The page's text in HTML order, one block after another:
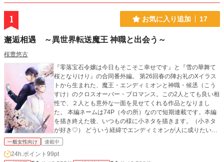
1 お気に入り追加 17
邂逅相遇 ～異世界転送魔王 神職と出会う～
桜豊悠古
『零落宝石令嬢は今日もそこそこ幸せです』と『雪の華舞て
桜となりけり』の合同番外編。 第26回春の陣お礼のXイラス
トから生まれた、魔王・エンディミオンと神職・候丞（こう
すけ）のクロスオーバー・ブロマンス。この2人とても良い相
性で、２人とも意外な一面を見せてくれる作品となりまし
た。 本編ネームは74P（今の所）なので短期連載です。本編
を描き終えた後、いつもの様に小ネタを描きます。（小ネタ
が好き♡） どういう経緯でエンディミオンが人に成りたいと
願えば良かったかは、『零落宝石令嬢・魔王執事と家令⑤』
一般女性向け 連載中
24h.ポイント 99pt